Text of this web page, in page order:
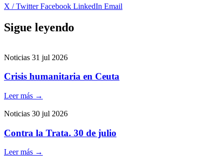
X / TwitterFacebook LinkedIn Email
Sigue leyendo
Noticias 31 jul 2026
Crisis humanitaria en Ceuta
Leer más →
Noticias 30 jul 2026
Contra la Trata. 30 de julio
Leer más →